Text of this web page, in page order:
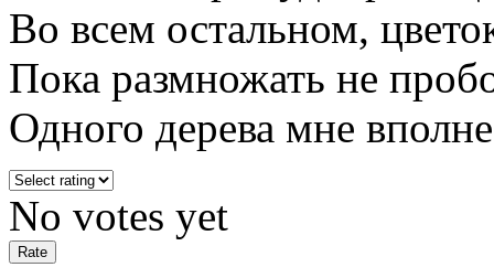
Во всем остальном,
Пока размножать не
Одного дерева мне
No votes yet